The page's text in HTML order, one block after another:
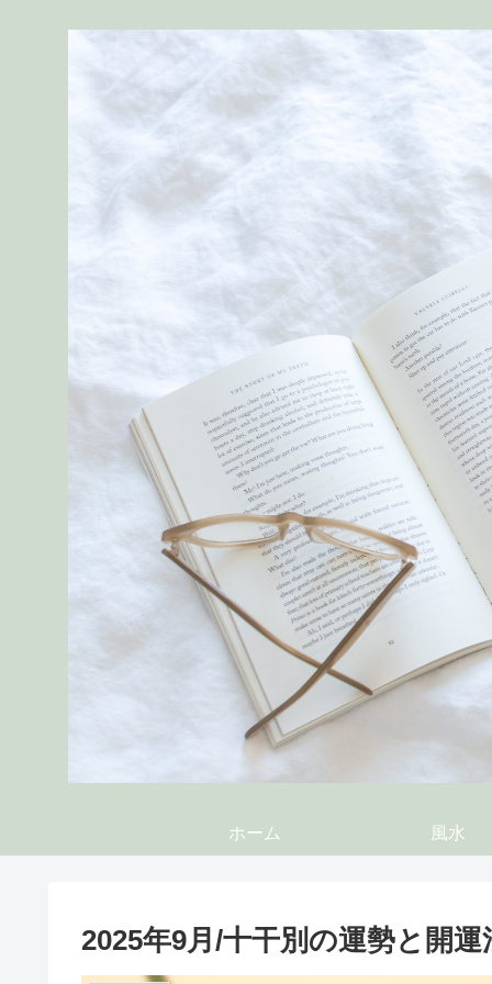
ホーム 風水
2025年9月/十干別の運勢と開運